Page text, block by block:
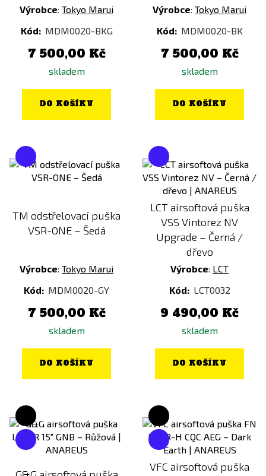
Baterie součástí balení
NE
Typ zásobníku
Točný
ANO
NE
Výrobce: Tokyo Marui
Kód: MDM0020-BKG
7 500,00 Kč
skladem
DO KOŠÍKU
Výrobce: Tokyo Marui
Kód: MDM0020-BK
7 500,00 Kč
skladem
DO KOŠÍKU
TM odstřelovací puška
VSR-ONE – Šedá
Výrobce: Tokyo Marui
Kód: MDM0020-GY
7 500,00 Kč
skladem
DO KOŠÍKU
LCT airsoftová puška
VSS Vintorez NV
Upgrade – Černá /
dřevo
Výrobce: LCT
Kód: LCT0032
9 490,00 Kč
skladem
DO KOŠÍKU
VFC airsoftová puška